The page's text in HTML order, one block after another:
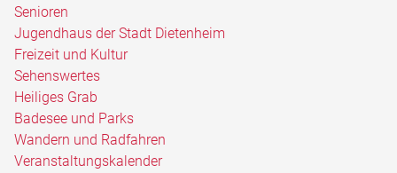
Senioren
Jugendhaus der Stadt Dietenheim
Freizeit und Kultur
Sehenswertes
Heiliges Grab
Badesee und Parks
Wandern und Radfahren
Veranstaltungskalender